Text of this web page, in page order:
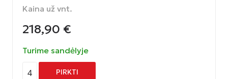
Kaina už vnt.
218,90 €
Turime sandėlyje
4 PIRKTI